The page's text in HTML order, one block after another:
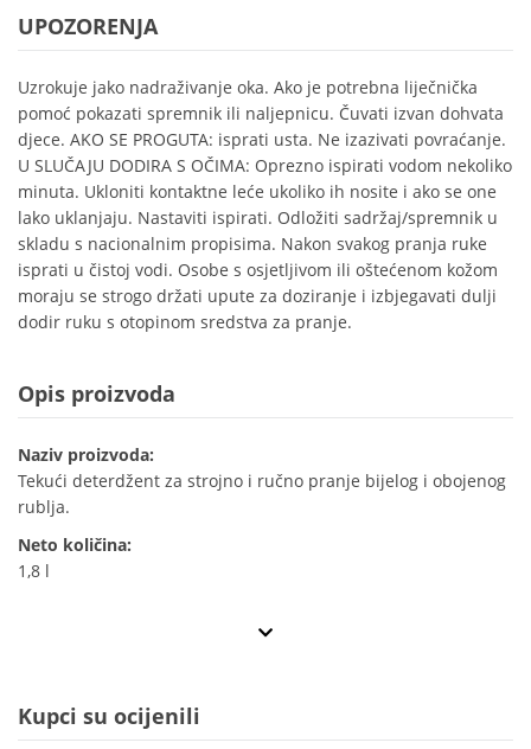
UPOZORENJA
Uzrokuje jako nadraživanje oka. Ako je potrebna liječnička
pomoć pokazati spremnik ili naljepnicu. Čuvati izvan dohvata
djece. AKO SE PROGUTA: isprati usta. Ne izazivati povraćanje.
U SLUČAJU DODIRA S OČIMA: Oprezno ispirati vodom nekoliko
minuta. Ukloniti kontaktne leće ukoliko ih nosite i ako se one
lako uklanjaju. Nastaviti ispirati. Odložiti sadržaj/spremnik u
skladu s nacionalnim propisima. Nakon svakog pranja ruke
isprati u čistoj vodi. Osobe s osjetljivom ili oštećenom kožom
moraju se strogo držati upute za doziranje i izbjegavati dulji
dodir ruku s otopinom sredstva za pranje.
Opis proizvoda
Naziv proizvoda:
Tekući deterdžent za strojno i ručno pranje bijelog i obojenog
rublja.
Neto količina:
1,8 l
Kupci su ocijenili